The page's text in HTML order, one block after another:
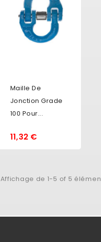
Maille De
Jonction Grade
100 Pour...
11,32 €
Affichage de 1-5 of 5